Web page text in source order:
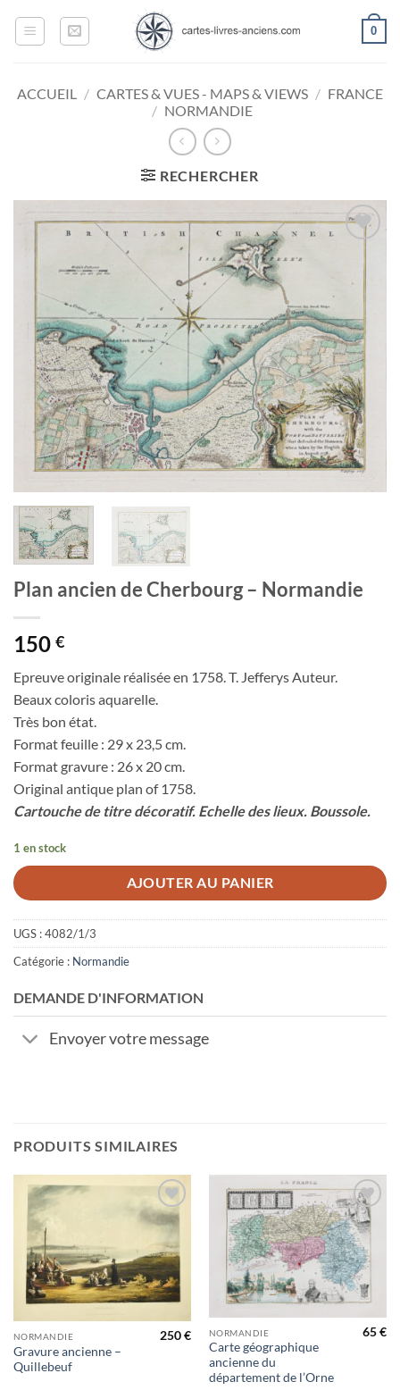
0
ACCUEIL / CARTES & VUES - MAPS & VIEWS / FRANCE
/ NORMANDIE
RECHERCHER
wishlist
Plan ancien de Cherbourg – Normandie
150 €
Epreuve originale réalisée en 1758. T. Jefferys Auteur.
Beaux coloris aquarelle.
Très bon état.
Format feuille : 29 x 23,5 cm.
Format gravure : 26 x 20 cm.
Original antique plan of 1758.
Cartouche de titre décoratif. Echelle des lieux. Boussole.
1 en stock
AJOUTER AU PANIER
UGS :4082/1/3
Catégorie : Normandie
DEMANDE D'INFORMATION
Envoyer votre message
PRODUITS SIMILAIRES
wishlist
NORMANDIE
Gravure ancienne –
Quillebeuf
250€
Ajouter
à la
wishlist
NORMANDIE
Carte géographique
ancienne du
département de l’Orne
65€